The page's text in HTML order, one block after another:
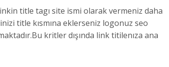
title tagı site ismi olarak vermeniz daha
title kısmına eklerseniz logonuz seo
kritler dışında link titilenıza ana